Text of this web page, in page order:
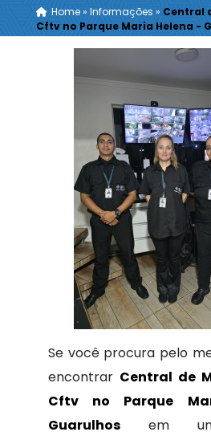
Home» Informações » Central
Cftv no Parque Maria Helena -
Se você procura pelo
encontrar Central de
Cftv no Parque
Guarulhosem